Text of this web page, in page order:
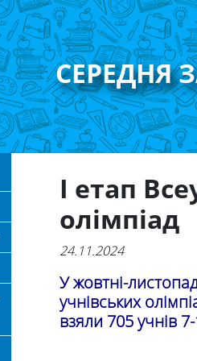
СЕРЕДНЯ
І етап
олімпіад
24.11.2024
У жовтні-
учнівських
взяли 705 учнів